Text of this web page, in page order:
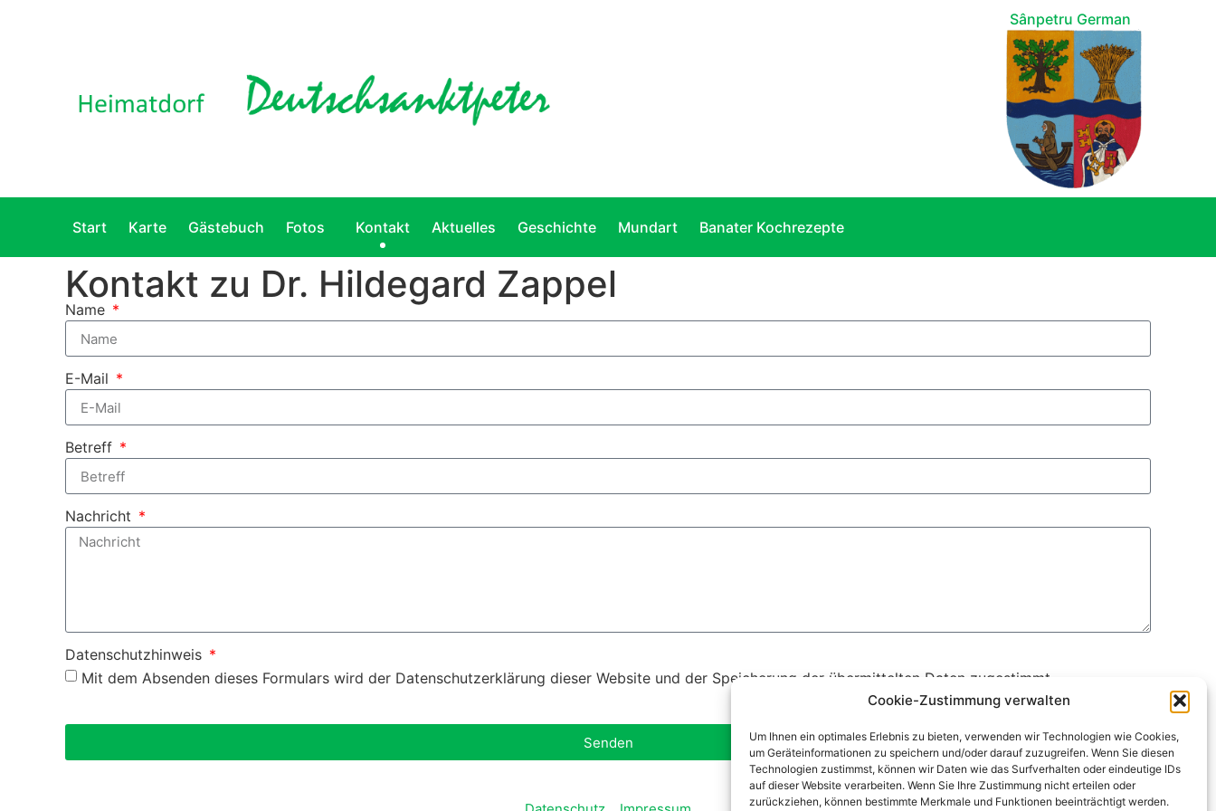
Cookie-Zustimmung verwalten
Um Ihnen ein optimales Erlebnis zu bieten, verwenden wir Technologien wie Cookies,
um Geräteinformationen zu speichern und/oder darauf zuzugreifen. Wenn Sie diesen
Technologien zustimmst, können wir Daten wie das Surfverhalten oder eindeutige IDs
auf dieser Website verarbeiten. Wenn Sie Ihre Zustimmung nicht erteilen oder
zurückziehen, können bestimmte Merkmale und Funktionen beeinträchtigt werden.
Sânpetru German
Start Karte Gästebuch Fotos Kontakt Aktuelles Geschichte Mundart Banater Kochrezepte
Kontakt zu Dr. Hildegard Zappel
Name
E-Mail
Betreff
Nachricht
Datenschutzhinweis
Mit dem Absenden dieses Formulars wird der Datenschutzerklärung dieser Website und der Speicherung der übermittelten Daten zugestimmt.
Senden